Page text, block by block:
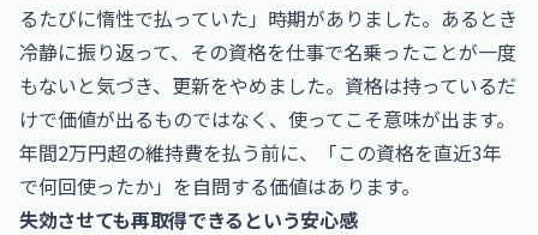
るたびに惰性で払っていた」時期がありました。あるとき
冷静に振り返って、その資格を仕事で名乗ったことが一度
もないと気づき、更新をやめました。資格は持っているだ
けで価値が出るものではなく、使ってこそ意味が出ます。
年間2万円超の維持費を払う前に、「この資格を直近3年
で何回使ったか」を自問する価値はあります。
失効させても再取得できるという安心感